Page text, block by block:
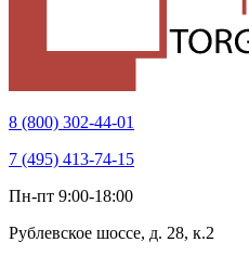
8 (800) 302-44-01
7 (495) 413-74-15
Пн-пт 9:00-18:00
Рублевское шоссе, д. 28, к.2